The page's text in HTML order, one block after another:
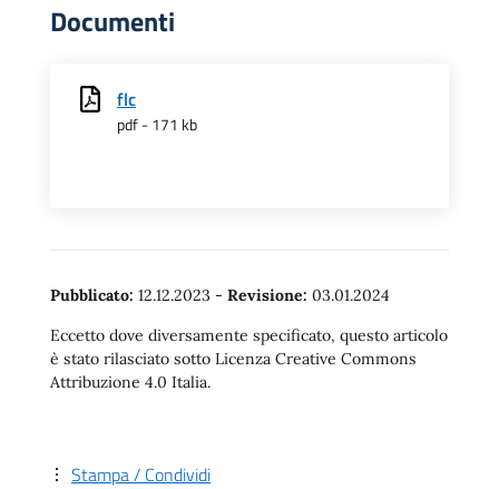
Documenti
flc
pdf - 171 kb
Pubblicato: 12.12.2023 - Revisione: 03.01.2024
Eccetto dove diversamente specificato, questo articolo
è stato rilasciato sotto Licenza Creative Commons
Attribuzione 4.0 Italia.
Stampa / Condividi